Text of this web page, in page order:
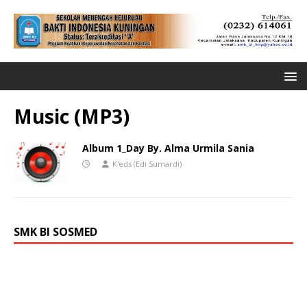
Music (MP3)
Album 1_Day By. Alma Urmila Sania
K'eds (Edi Sumardi)
SMK BI SOSMED